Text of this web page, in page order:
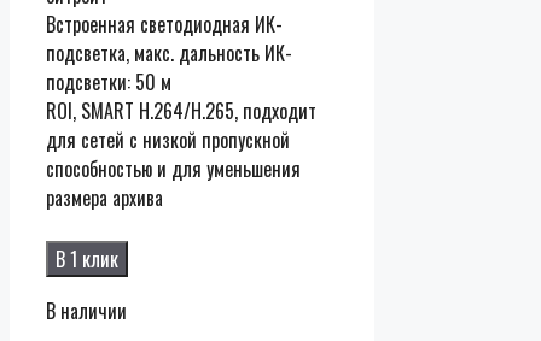
Встроенная светодиодная ИК-
подсветка, макс. дальность ИК-
подсветки: 50 м
ROI, SMART H.264/H.265, подходит
для сетей с низкой пропускной
способностью и для уменьшения
размера архива
В 1 клик
В наличии